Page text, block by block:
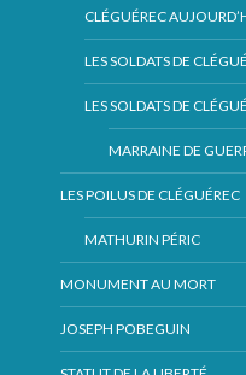
CLÉGUÉREC
LES SOLDATS DE
LES SOLDATS DE
MARRAINE DE
LES POILUS DE CLÉGUÉREC
MATHURIN PÉRIC
MONUMENT AU MORT
JOSEPH POBEGUIN